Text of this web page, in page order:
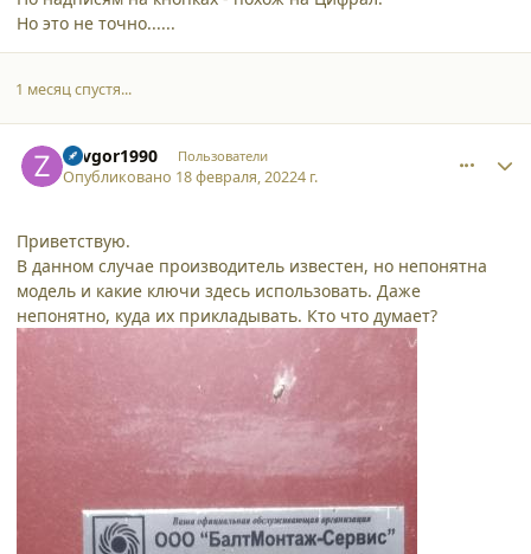
Но это не точно......
1 месяц спустя...
Zavgor1990 Пользователи
Опубликовано 18 февраля, 20224 г.
Приветствую.
В данном случае производитель известен, но непонятна
модель и какие ключи здесь использовать. Даже
непонятно, куда их прикладывать. Кто что думает?